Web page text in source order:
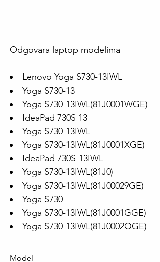
Odgovara laptop modelima
Lenovo Yoga S730-13IWL
Yoga S730-13
Yoga S730-13IWL(81J0001WGE)
IdeaPad 730S 13
Yoga S730-13IWL
Yoga S730-13IWL(81J0001XGE)
IdeaPad 730S-13IWL
Yoga S730-13IWL(81J0)
Yoga S730-13IWL(81J00029GE)
Yoga S730
Yoga S730-13IWL(81J0001GGE)
Yoga S730-13IWL(81J0002QGE)
Model